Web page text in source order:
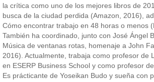
la crítica como uno de los mejores libros de
busca de la ciudad perdida (Amazon, 2016),
Cómo encontrar trabajo en 48 horas o menos
También ha coordinado, junto con José Ángel
Música de ventanas rotas, homenaje a John
2016). Actualmente, trabaja como profesor de
en ESERP Business School y como profesor
Es prácticante de Yoseikan Budo y sueña con